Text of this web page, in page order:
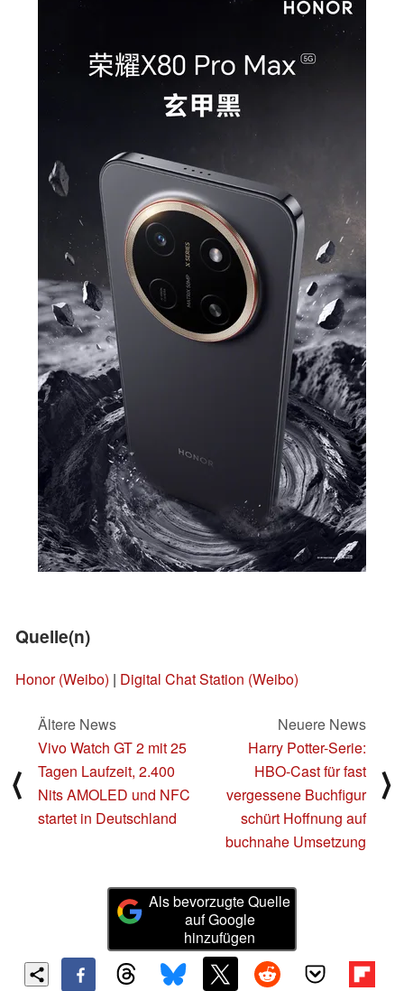
Quelle(n)
Honor (Weibo) | Digital Chat Station (Weibo)
⟨
Ältere News
Vivo Watch GT 2 mit 25
Tagen Laufzeit, 2.400
Nits AMOLED und NFC
startet in Deutschland
Neuere News
Harry Potter-Serie:
HBO-Cast für fast
vergessene Buchfigur
schürt Hoffnung auf
buchnahe Umsetzung
⟩
Als bevorzugte Quelle
auf Google
hinzufügen